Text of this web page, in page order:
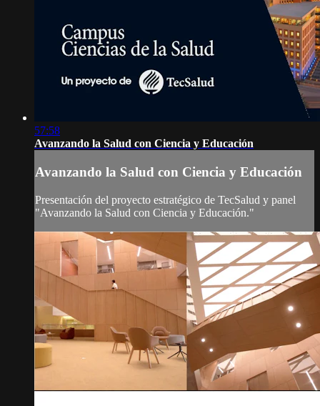
57:58
Avanzando la Salud con Ciencia y Educación
Avanzando la Salud con Ciencia y Educación
Presentación del proyecto estratégico de TecSalud y panel
"Avanzando la Salud con Ciencia y Educación."